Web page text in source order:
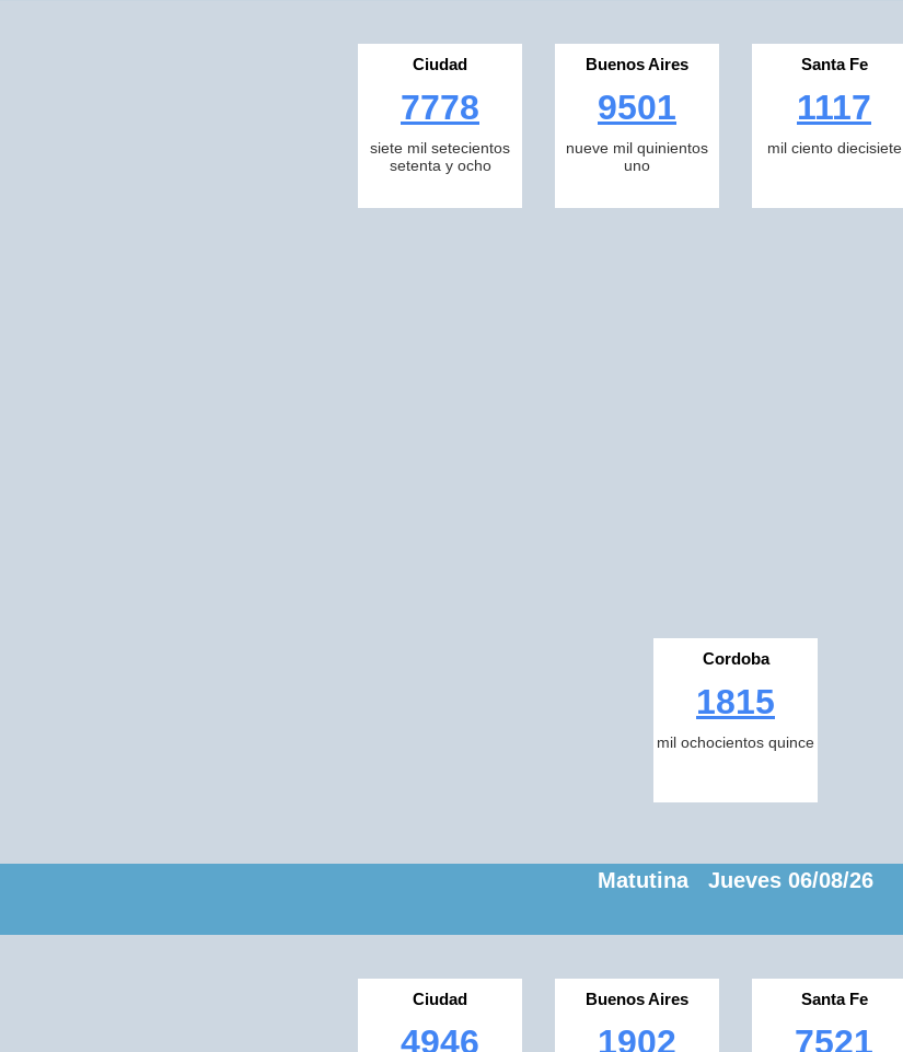
Ciudad
7778
siete mil setecientos
setenta y ocho
Buenos Aires
9501
nueve mil quinientos
uno
Santa Fe
1117
mil ciento diecisiete
Cordoba
1815
mil ochocientos quince
Matutina Jueves 06/08/26
Ciudad
4946
Buenos Aires
1902
Santa Fe
7521